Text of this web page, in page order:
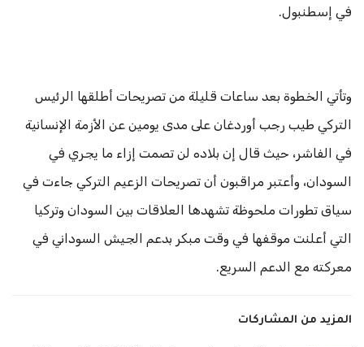
في إسطنبول.
وتأتي الخطوة بعد ساعات قليلة من تصريحات أطلقها الرئيس
التركي طيب رجب أوردغان على مدى يومين عن الأزمة الإنسانية
في الفاشر، حيث قال إن بلاده لن تصمت إزاء ما يجري في
السودان، وأعتبر مراقبون أن تصريحات الزعيم التركي جاءت في
سياق تطورات ملحوظة تشهدها العلاقات بين السودان وتركيا
التي أعلنت موقفها في وقت مبكر بدعم الجيش السوداني في
معركته مع الدعم السريع.
المزيد من المشاركات